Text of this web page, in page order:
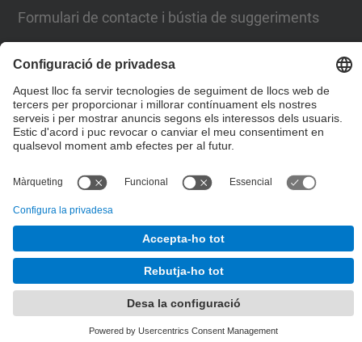
Formulari de contacte i bústia de suggeriments
Llista Xarxes Socials
© UPC Gabinet de Relacions Internacionals
Desenvolupat amb
Mapa del lloc
Avís legal
Configuració de privadesa